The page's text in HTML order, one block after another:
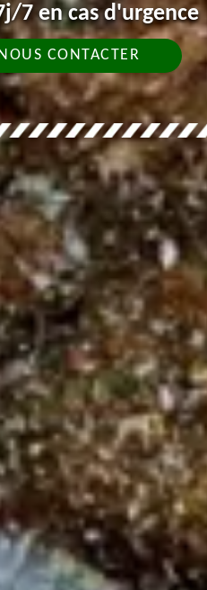
7 en cas d'urgence
NOUS CONTACTER